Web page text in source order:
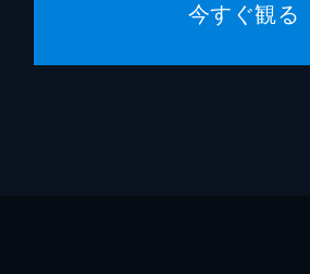
今すぐ観る